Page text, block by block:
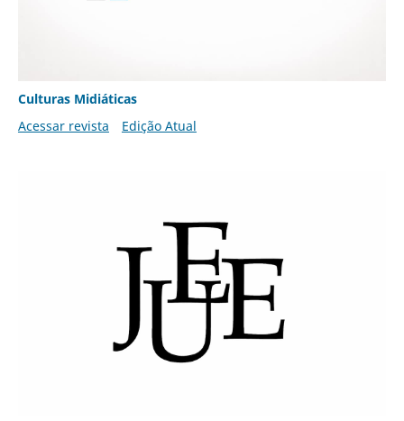
Culturas Midiáticas
Acessar revista
Edição Atual